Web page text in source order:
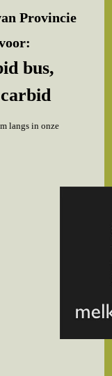
Provincie
bus,
langs in onze